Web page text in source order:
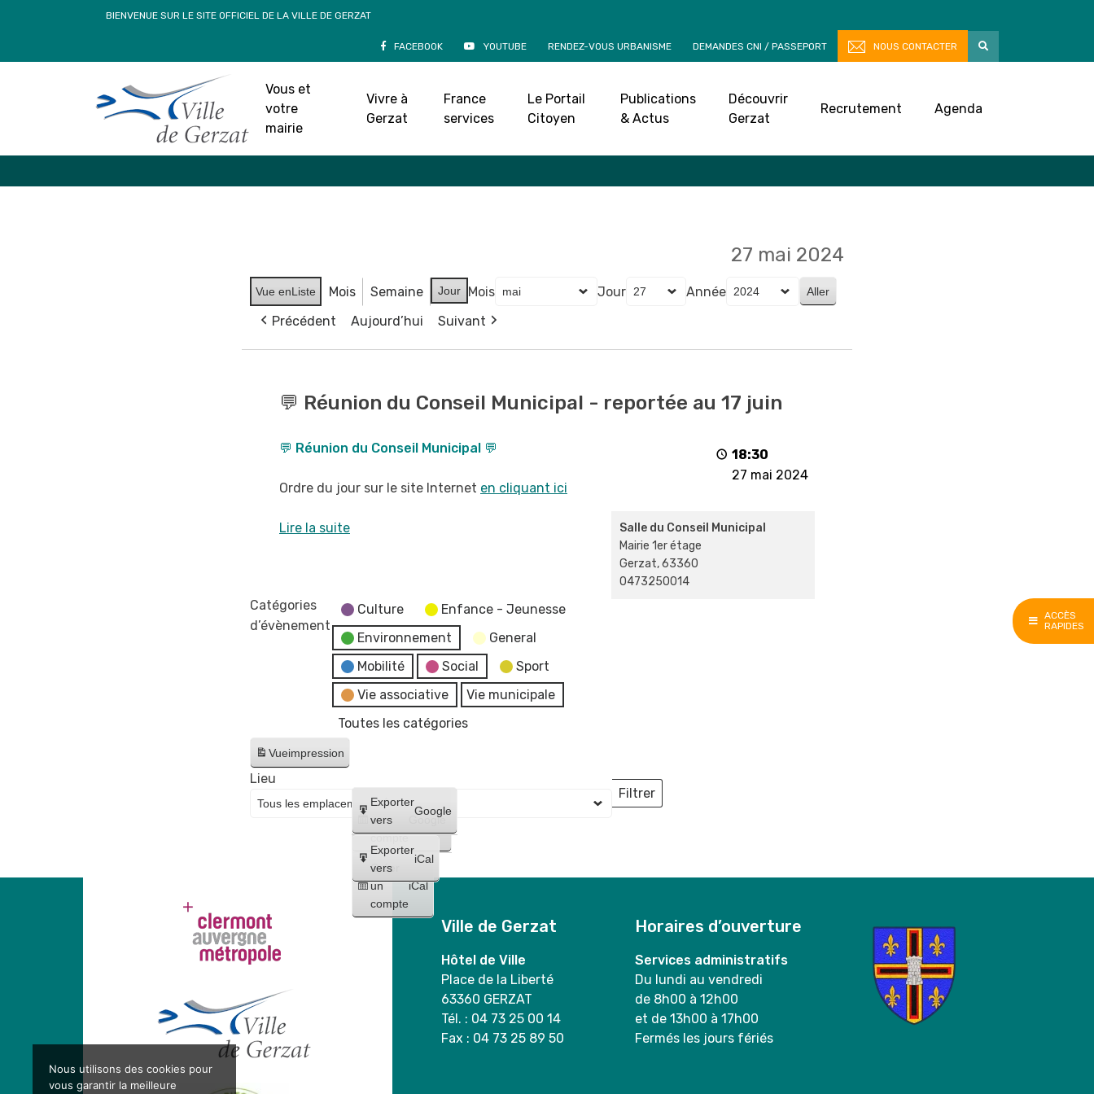
ACCÈS
RAPIDES
BIENVENUE SUR LE SITE OFFICIEL DE LA VILLE DE GERZAT
FACEBOOK YOUTUBE RENDEZ-VOUS URBANISME DEMANDES CNI / PASSEPORT NOUS CONTACTER
Vous et
votre
mairie
Vivre à
Gerzat
France
services
Le Portail
Citoyen
Publications
& Actus
Découvrir
Gerzat
Recrutement Agenda
Accueil»Agenda
27 mai 2024
Vue enListe Mois Semaine Jour Mois Jour
Année
Précédent
Aujourd’hui Suivant
Réunion
Municipal
reportée
💬 Réunion du Conseil Municipal - reportée au 17 juin
18:30
27 mai 2024
💬 Réunion du Conseil Municipal 💬
Ordre du jour sur le site Internet en cliquant ici
Salle du Conseil Municipal
Mairie 1er étage
Gerzat,63360
0473250014
Lire la suite
Catégories
d’évènement
Culture
Enfance - Jeunesse
Environnement
General
Mobilité
Social
Sport
Vie associative
Vie municipale
Toutes les catégories
Vueimpression
Créer
un
compte
Google
Créer
un
compte
iCal
Exporter
vers
Google
Exporter
vers
iCal
Lieu
Filtrer
Lieux
Ville de Gerzat
Hôtel de Ville
Place de la Liberté
63360 GERZAT
Tél. : 04 73 25 00 14
Fax : 04 73 25 89 50
Horaires d’ouverture
Services administratifs
Du lundi au vendredi
de 8h00 à 12h00
et de 13h00 à 17h00
Fermés les jours fériés
Nous utilisons des cookies pour
vous garantir la meilleure